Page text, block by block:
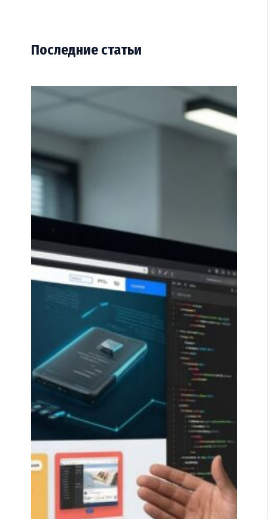
Последние статьи